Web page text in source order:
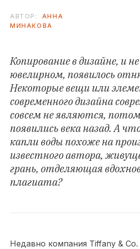
АВТОР: АННА
МИНАКОВА
Копирование в дизайне, и
ювелирном, появилось
Некоторые вещи или
современного дизайна
совсем не являются,
появились века назад. А
капли воды похоже на
известного автора,
грань, отделяющая
плагиата?
Недавно компания Tiffany & Co.